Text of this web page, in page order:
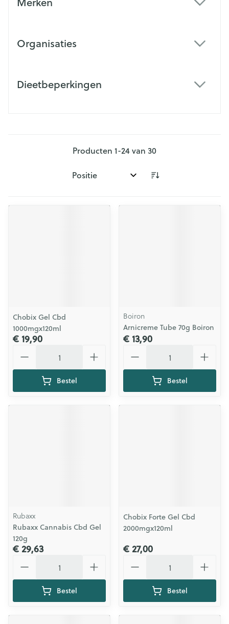
Organisaties
Dieetbeperkingen
Producten 1-24van 30
Sorteer op:
Chobix Gel Cbd
1000mgx120ml
€ 19,90
Bestel
Boiron
Arnicreme Tube 70g Boiron
€ 13,90
Bestel
Rubaxx
Rubaxx Cannabis Cbd Gel
120g
€ 29,63
Bestel
Chobix Forte Gel Cbd
2000mgx120ml
€ 27,00
Bestel